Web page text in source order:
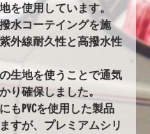
を使用しています。
水コーテイングを施
外線耐久性と高撥水性
生地を使うことで通気
り確保しました。
もPVCを使用した製品
すが、プレミアムシリ